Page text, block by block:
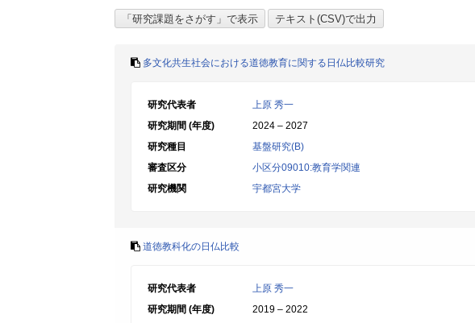
多文化共生社会における道徳教育に関する日仏比較研究
研究代表者
上原 秀一
研究期間 (年度)
2024 – 2027
研究種目
基盤研究(B)
審査区分
小区分09010:教育学関連
研究機関
宇都宮大学
道徳教科化の日仏比較
研究代表者
上原 秀一
研究期間 (年度)
2019 – 2022